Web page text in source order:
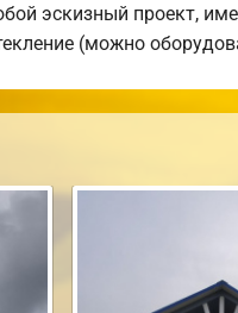
эскизный проект,
(можно